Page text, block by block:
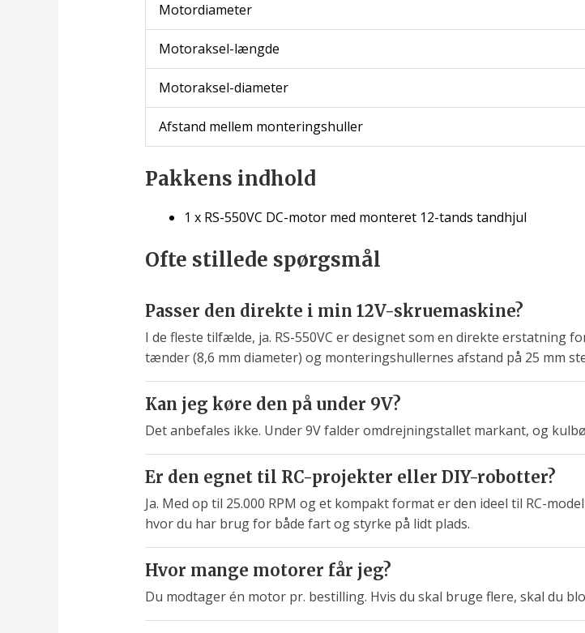
Motordiameter
Motoraksel-længde
Motoraksel-diameter
Afstand mellem monteringshuller
Pakkens indhold
1 x RS-550VC DC-motor med monteret 12-tands tandhjul
Ofte stillede spørgsmål
Passer den direkte i min 12V-skruemaskine?
I de fleste tilfælde, ja. RS-550VC er designet som en direkte erstatning
tænder (8,6 mm diameter) og monteringshullernes afstand på 25 mm
Kan jeg køre den på under 9V?
Det anbefales ikke. Under 9V falder omdrejningstallet markant, og
Er den egnet til RC-projekter eller DIY-robotter?
Ja. Med op til 25.000 RPM og et kompakt format er den ideel til RC-
hvor du har brug for både fart og styrke på lidt plads.
Hvor mange motorer får jeg?
Du modtager én motor pr. bestilling. Hvis du skal bruge flere, skal du